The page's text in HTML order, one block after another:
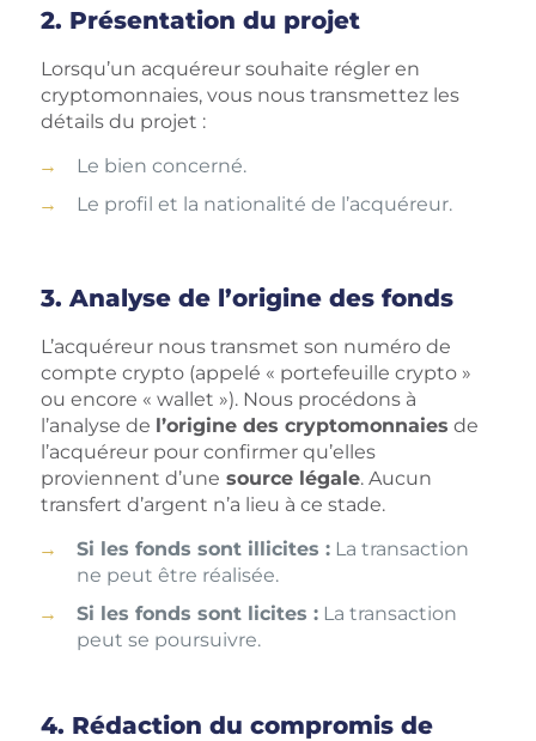
2. Présentation du projet
Lorsqu’un acquéreur souhaite régler en
cryptomonnaies, vous nous transmettez les
détails du projet :
Le bien concerné.
Le profil et la nationalité de l’acquéreur.
3. Analyse de l’origine des fonds
L’acquéreur nous transmet son numéro de
compte crypto (appelé « portefeuille crypto »
ou encore « wallet »). Nous procédons à
l’analyse de l’origine des cryptomonnaies de
l’acquéreur pour confirmer qu’elles
proviennent d’une source légale. Aucun
transfert d’argent n’a lieu à ce stade.
Si les fonds sont illicites :La transaction
ne peut être réalisée.
Si les fonds sont licites :La transaction
peut se poursuivre.
4. Rédaction du compromis de